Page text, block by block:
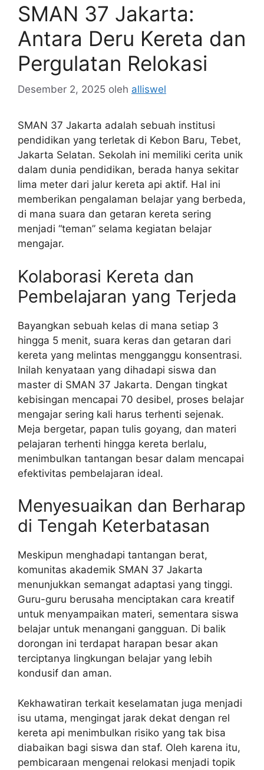
SMAN 37 Jakarta:
Antara Deru Kereta dan
Pergulatan Relokasi
Desember 2, 2025 oleh alliswel
SMAN 37 Jakarta adalah sebuah institusi
pendidikan yang terletak di Kebon Baru, Tebet,
Jakarta Selatan. Sekolah ini memiliki cerita unik
dalam dunia pendidikan, berada hanya sekitar
lima meter dari jalur kereta api aktif. Hal ini
memberikan pengalaman belajar yang berbeda,
di mana suara dan getaran kereta sering
menjadi “teman” selama kegiatan belajar
mengajar.
Kolaborasi Kereta dan
Pembelajaran yang Terjeda
Bayangkan sebuah kelas di mana setiap 3
hingga 5 menit, suara keras dan getaran dari
kereta yang melintas mengganggu konsentrasi.
Inilah kenyataan yang dihadapi siswa dan
master di SMAN 37 Jakarta. Dengan tingkat
kebisingan mencapai 70 desibel, proses belajar
mengajar sering kali harus terhenti sejenak.
Meja bergetar, papan tulis goyang, dan materi
pelajaran terhenti hingga kereta berlalu,
menimbulkan tantangan besar dalam mencapai
efektivitas pembelajaran ideal.
Menyesuaikan dan Berharap
di Tengah Keterbatasan
Meskipun menghadapi tantangan berat,
komunitas akademik SMAN 37 Jakarta
menunjukkan semangat adaptasi yang tinggi.
Guru-guru berusaha menciptakan cara kreatif
untuk menyampaikan materi, sementara siswa
belajar untuk menangani gangguan. Di balik
dorongan ini terdapat harapan besar akan
terciptanya lingkungan belajar yang lebih
kondusif dan aman.
Kekhawatiran terkait keselamatan juga menjadi
isu utama, mengingat jarak dekat dengan rel
kereta api menimbulkan risiko yang tak bisa
diabaikan bagi siswa dan staf. Oleh karena itu,
pembicaraan mengenai relokasi menjadi topik